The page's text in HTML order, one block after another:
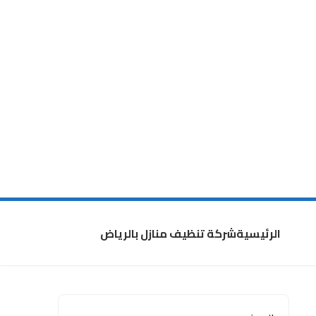
الرئيسيةشركة تنظيف منازل بالرياض